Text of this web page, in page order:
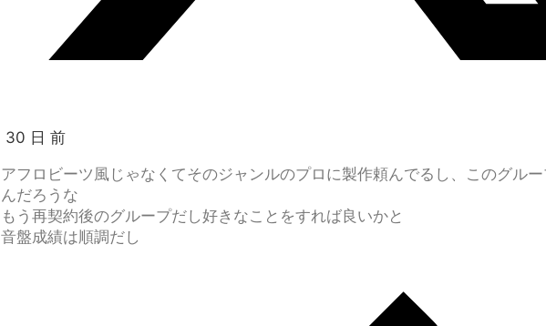
30 日 前
アフロビーツ風じゃなくてそのジャンルのプロに製作頼んでるし、 このグル
んだろうな
もう再契約後のグループだし好きなことをすれば良いかと
音盤成績は順調だし